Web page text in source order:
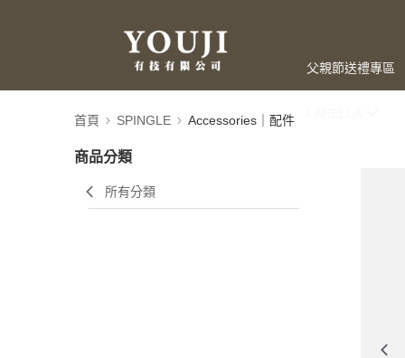
父親節送禮專區
首頁 SPINGLE Accessories｜配件
商品分類
所有分類